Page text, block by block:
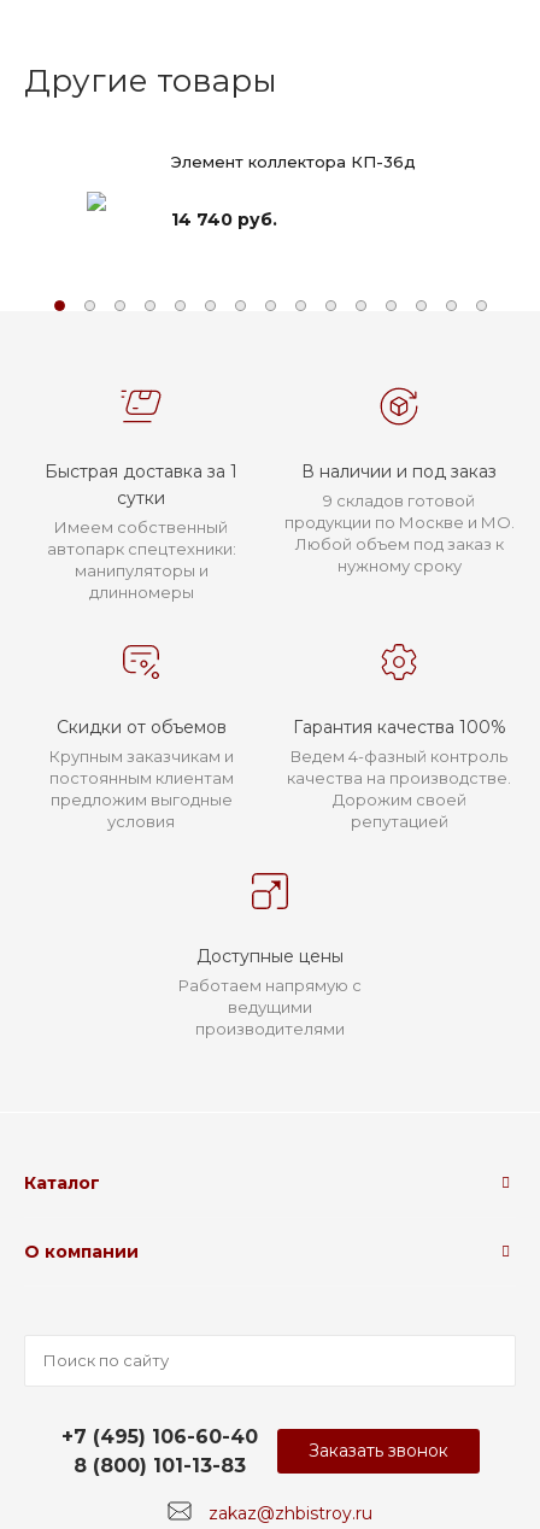
Другие товары
Элемент коллектора КП-36д
14 740 руб.
Быстрая доставка за 1
сутки
Имеем собственный
автопарк спецтехники:
манипуляторы и
длинномеры
В наличии и под заказ
9 складов готовой
продукции по Москве и МО.
Любой объем под заказ к
нужному сроку
Скидки от объемов
Крупным заказчикам и
постоянным клиентам
предложим выгодные
условия
Гарантия качества 100%
Ведем 4-фазный контроль
качества на производстве.
Дорожим своей
репутацией
Доступные цены
Работаем напрямую с
ведущими
производителями
Каталог
О компании
+7 (495) 106-60-40
8 (800) 101-13-83
zakaz@zhbistroy.ru
Заказать звонок